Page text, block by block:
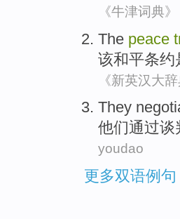
《牛津词典》
The peace
该和平条约
《新英汉大辞
They
他们通过谈
youdao
更多双语例句